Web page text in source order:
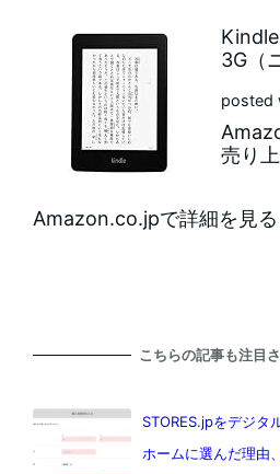
3G（
posted
売り
Amazon.co.jpで詳細を見る
こちらの記事も注目
STORES.jpをデジタ
ホームに選んだ理由